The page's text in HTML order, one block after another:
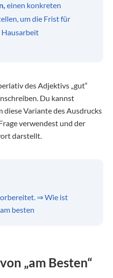
einen konkreten
um die Frist für
Hausarbeit
des Adjektivs „gut“
Du kannst
diese Variante des Ausdrucks
verwendest und der
darstellt.
⇒ Wie ist
besten
„am Besten“